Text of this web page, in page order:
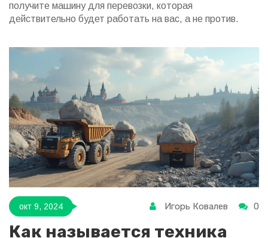
получите машину для перевозки, которая
действительно будет работать на вас, а не против.
окт 9, 2024 Игорь Ковалев 0
Как называется техника